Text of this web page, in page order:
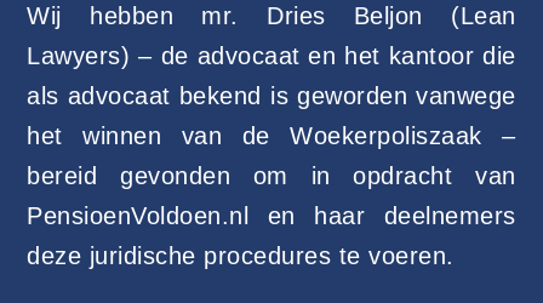
Wij hebben mr. Dries Beljon (Lean
Lawyers) – de advocaat en het kantoor die
als advocaat bekend is geworden vanwege
het winnen van de Woekerpoliszaak –
bereid gevonden om in opdracht van
PensioenVoldoen.nl en haar deelnemers
deze juridische procedures te voeren.